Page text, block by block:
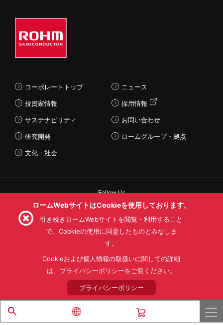
コーポレートトップ
投資家情報
サステナビリティ
研究開発
文化・社会
ニュース
採用情報
お問い合わせ
ロームグループ・拠点
Follow Us
利用目的
プライバシーポリシー
サイトマップ
ローム製品の販売に関する標準契約条件書(PDF)
© 1997 - 2026 ROHM CO., LTD. ALL RIGHTS RESERVED.
ロームWebサイトはCookieを使用しております。
引き続きロームWebサイトを閲覧・利用すること
で、Cookieの使用に同意したものとみなしま
す。
Cookieおよび個人情報の取扱いに関しての詳細
は、プライバシーポリシーをご覧ください。
プライバシーポリシー